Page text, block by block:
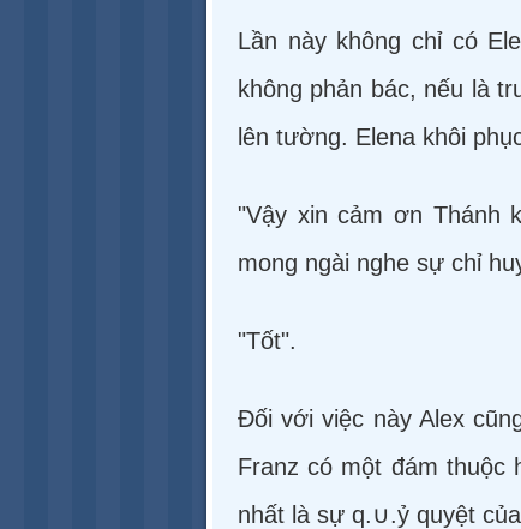
Lần này không chỉ có
không phản bác, nếu là
lên tường. Elena khôi
"Vậy xin cảm ơn Thánh
mong ngài nghe sự chỉ
"Tốt".
Đối với việc này Alex
Franz có một đám thuộc
nhất là sự q.∪.ỷ quyệt